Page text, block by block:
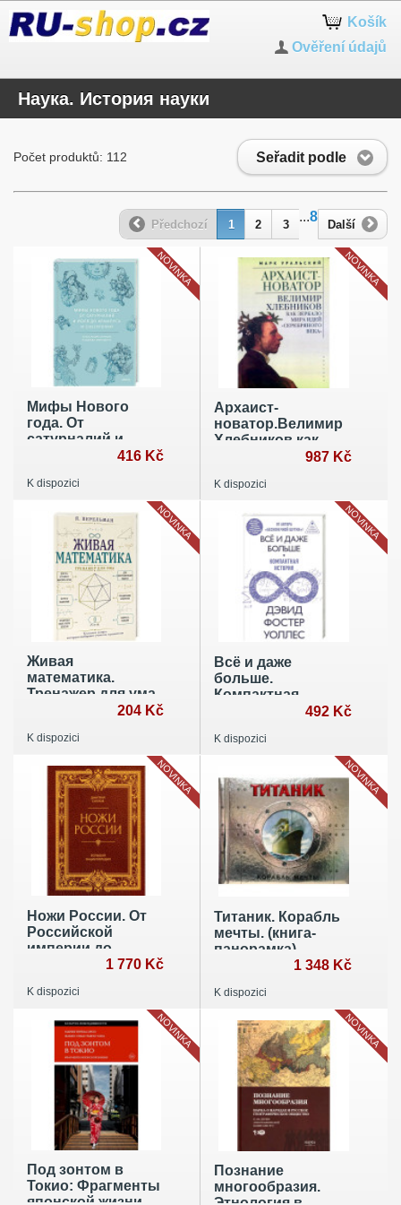
Košík
Ověření údajů
Наука. История науки
Seřadit podle
Počet produktů: 112
Předchozí 1 2 3
...8
Další
Мифы Нового
года. От
сатурналий и
Йоля до Крампуса
416 Kč
K dispozici
NOVINKA
Архаист-
новатор.Велимир
Хлебников как
зеркало мира идей
987 Kč
K dispozici
NOVINKA
Живая
математика.
Тренажер для ума
204 Kč
K dispozici
NOVINKA
Всё и даже
больше.
Компактная
492 Kč
K dispozici
NOVINKA
Ножи России. От
Российской
империи до
Российской
Большая
1 770 Kč
K dispozici
NOVINKA
Титаник. Корабль
мечты. (книга-
панорамка)
1 348 Kč
K dispozici
NOVINKA
Под зонтом в
Токио: Фрагменты
NOVINKA
Познание
многообразия.
NOVINKA